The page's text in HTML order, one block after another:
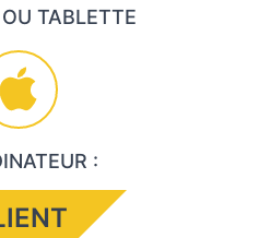
TABLETTE
: